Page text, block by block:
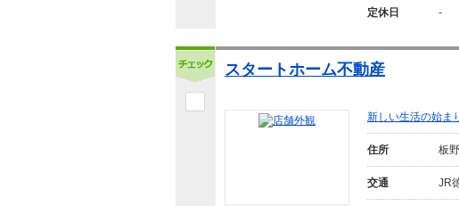
定休日 -
スタートホーム不動産
新しい生活の始ま
住所 板
交通 JR